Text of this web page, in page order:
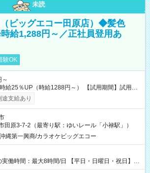
未読
ビッグエコー田原店）◆髪色
給1,288円～／正社員登用あ
験OK
～
UP（時給1288円～） 【試用期間】試用期
期間の長さ：2週間 ※ 雇用形態と給与に、本採用時
があります。 雇用形態：本採用時と同じです。 給
支給あり
田原3-7-2（最寄り駅：ゆいレール「小禄駅」）
縄第一興商/カラオケビッグエコー
働時間：最大8時間/日 【平日・日曜日・祝日】
：00 【金曜日・祝前日】11：00～翌4：00 【土曜